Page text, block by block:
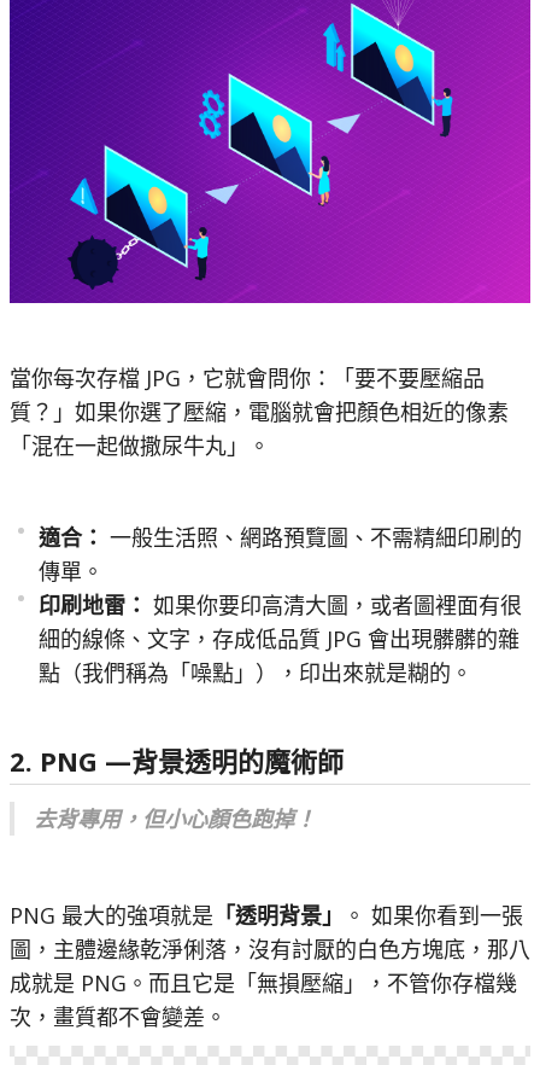
當你每次存檔 JPG，它就會問你：「要不要壓縮品
質？」如果你選了壓縮，電腦就會把顏色相近的像素
「混在一起做撒尿牛丸」。
適合： 一般生活照、網路預覽圖、不需精細印刷的
傳單。
印刷地雷： 如果你要印高清大圖，或者圖裡面有很
細的線條、文字，存成低品質 JPG 會出現髒髒的雜
點（我們稱為「噪點」），印出來就是糊的。
2. PNG —背景透明的魔術師
去背專用，但小心顏色跑掉！
PNG 最大的強項就是 「透明背景」
。 如果你看到一張
圖，主體邊緣乾淨俐落，沒有討厭的白色方塊底，那八
成就是 PNG。而且它是「無損壓縮」，不管你存檔幾
次，畫質都不會變差。